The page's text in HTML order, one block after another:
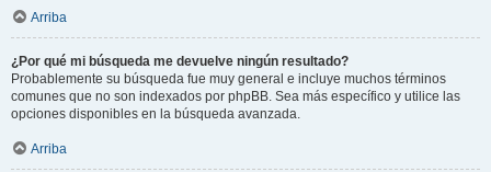
Arriba
¿Por qué mi búsqueda me devuelve ningún resultado?
Probablemente su búsqueda fue muy general e incluye muchos términos
comunes que no son indexados por phpBB. Sea más específico y utilice las
opciones disponibles en la búsqueda avanzada.
Arriba